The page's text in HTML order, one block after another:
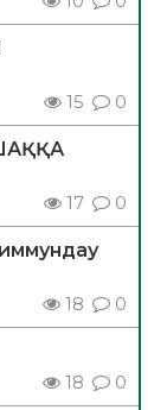
15 0
17 0
18 0
18 0